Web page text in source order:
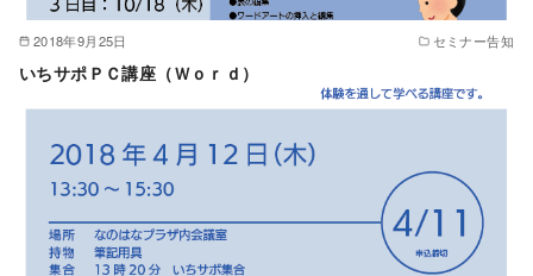
2018年9月25日 セミナー告知
いちサポＰＣ講座（Ｗｏｒｄ）